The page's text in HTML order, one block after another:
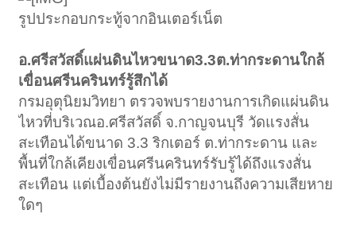
รูปประกอบกระทู้จากอินเตอร์เน็ต
อ.ศรีสวัสดิ์แผ่นดินไหวขนาด3.3ต.ท่ากระดานใกล้
เขื่อนศรีนครินทร์รู้สึกได้
กรมอุตุนิยมวิทยา ตรวจพบรายงานการเกิดแผ่นดิน
ไหวที่บริเวณอ.ศรีสวัสดิ์ จ.กาญจนบุรี วัดแรงสั่น
สะเทือนได้ขนาด 3.3 ริกเตอร์ ต.ท่ากระดาน และ
พื้นที่ใกล้เคียงเขื่อนศรีนครินทร์รับรู้ได้ถึงแรงสั่น
สะเทือน แต่เบื้องต้นยังไม่มีรายงานถึงความเสียหาย
ใดๆ